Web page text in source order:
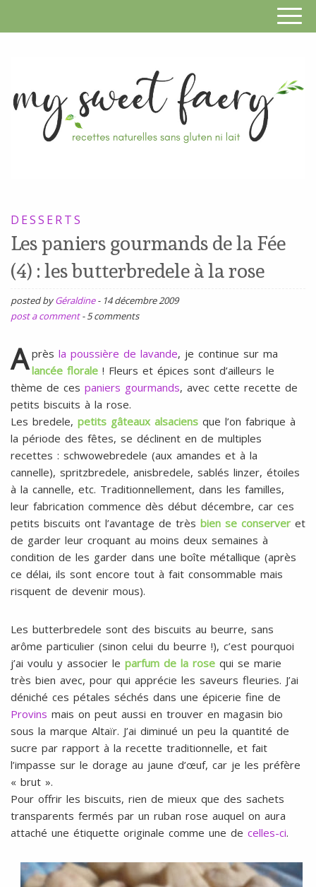
SANS
GLUTEN,
SANS
LAIT,
SOJA,
SANS
DESSERTS
Les paniers gourmands de la Fée
(4) : les butterbredele à la rose
posted byGéraldine - 14 décembre 2009
post a comment -5 comments
A près la poussière de lavande, je continue sur ma
lancée florale ! Fleurs et épices sont d’ailleurs le
thème de ces paniers gourmands, avec cette recette de
petits biscuits à la rose.
Les bredele, petits gâteaux alsaciens que l’on fabrique à
la période des fêtes, se déclinent en de multiples
recettes : schwowebredele (aux amandes et à la
cannelle), spritzbredele, anisbredele, sablés linzer, étoiles
à la cannelle, etc. Traditionnellement, dans les familles,
leur fabrication commence dès début décembre, car ces
petits biscuits ont l’avantage de très bien se conserver et
de garder leur croquant au moins deux semaines à
condition de les garder dans une boîte métallique (après
ce délai, ils sont encore tout à fait consommable mais
risquent de devenir mous).
Les butterbredele sont des biscuits au beurre, sans
arôme particulier (sinon celui du beurre !), c’est pourquoi
j’ai voulu y associer le parfum de la rose qui se marie
très bien avec, pour qui apprécie les saveurs fleuries. J’ai
déniché ces pétales séchés dans une épicerie fine de
Provins mais on peut aussi en trouver en magasin bio
sous la marque Altaïr. J’ai diminué un peu la quantité de
sucre par rapport à la recette traditionnelle, et fait
l’impasse sur le dorage au jaune d’œuf, car je les préfère
« brut ».
Pour offrir les biscuits, rien de mieux que des sachets
transparents fermés par un ruban rose auquel on aura
attaché une étiquette originale comme une de celles-ci.